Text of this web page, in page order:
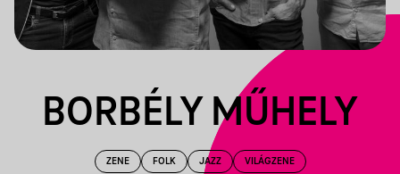
BORBÉLY MŰHELY
ZENE FOLK JAZZ VILÁGZENE